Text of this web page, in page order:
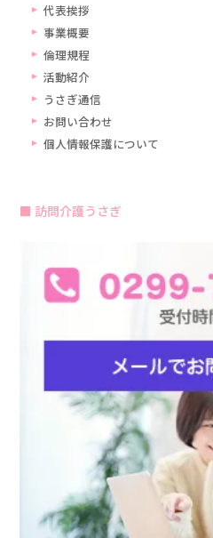
代表挨拶
事業概要
倫理規程
活動紹介
うさぎ通信
お問い合わせ
個人情報保護について
訪問介護うさぎ